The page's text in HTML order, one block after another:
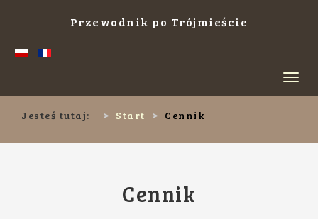
Przewodnik po Trójmieście
Jesteś tutaj:
Start Cennik
Cennik